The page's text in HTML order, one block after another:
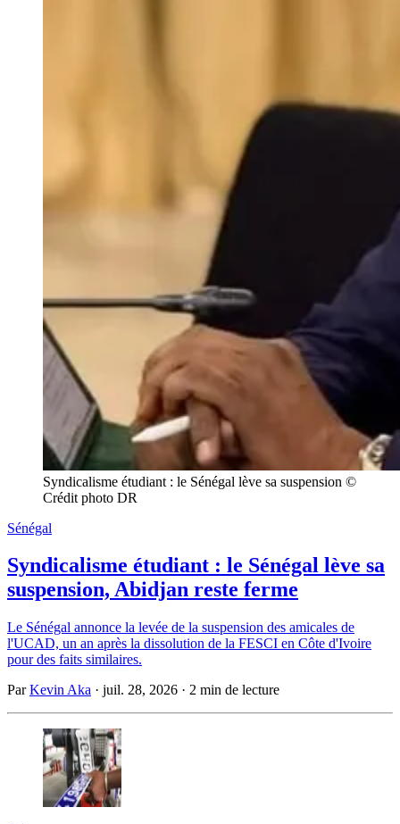
Syndicalisme étudiant : le Sénégal lève sa suspension ©
Crédit photo DR
Sénégal
Syndicalisme étudiant : le Sénégal lève sa
suspension, Abidjan reste ferme
Le Sénégal annonce la levée de la suspension des amicales de
l'UCAD, un an après la dissolution de la FESCI en Côte d'Ivoire
pour des faits similaires.
ParKevin Aka · juil. 28, 2026 · 2 min de lecture